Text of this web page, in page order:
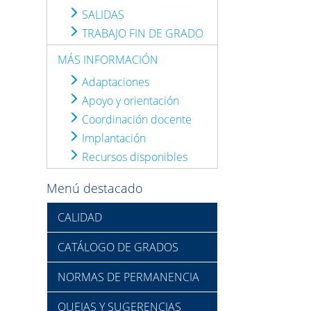
SALIDAS
TRABAJO FIN DE GRADO
MÁS INFORMACIÓN
Adaptaciones
Apoyo y orientación
Coordinación docente
Implantación
Recursos disponibles
Menú destacado
CALIDAD
CATÁLOGO DE GRADOS
NORMAS DE PERMANENCIA
QUEJAS Y SUGERENCIAS